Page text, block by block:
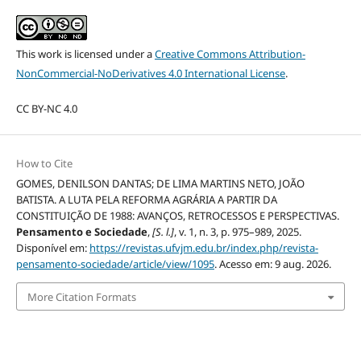
This work is licensed under aCreative Commons Attribution-
NonCommercial-NoDerivatives 4.0 International License.
CC BY-NC 4.0
How to Cite
GOMES, DENILSON DANTAS; DE LIMA MARTINS NETO, JOÃO
BATISTA. A LUTA PELA REFORMA AGRÁRIA A PARTIR DA
CONSTITUIÇÃO DE 1988: AVANÇOS, RETROCESSOS E PERSPECTIVAS.
Pensamento e Sociedade,[S. l.], v. 1, n. 3, p. 975–989, 2025.
Disponível em: https://revistas.ufvjm.edu.br/index.php/revista-
pensamento-sociedade/article/view/1095. Acesso em: 9 aug. 2026.
More Citation Formats